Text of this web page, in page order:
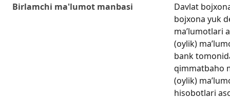
Birlamchi ma'lumot manbasi
Davlat
bojxona yuk
ma’lumotlari
(oylik)
bank
qimmatbaho
(oylik)
hisobotlari